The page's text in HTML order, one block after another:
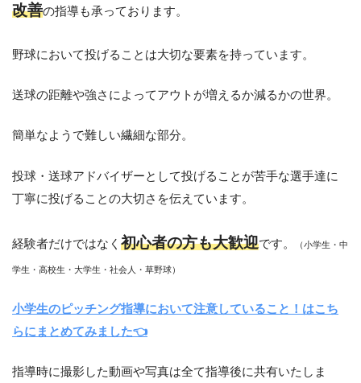
改善の指導も承っております。
野球において投げることは大切な要素を持っています。
送球の距離や強さによってアウトが増えるか減るかの世界。
簡単なようで難しい繊細な部分。
投球・送球アドバイザーとして投げることが苦手な選手達に
丁寧に投げることの大切さを伝えています。
経験者だけではなく 初心者の方も大歓迎です。 （小学生・中
学生・高校生・大学生・社会人・草野球）
小学生のピッチング指導において注意していること！はこち
らにまとめてみました👈
指導時に撮影した動画や写真は全て指導後に共有いたしま